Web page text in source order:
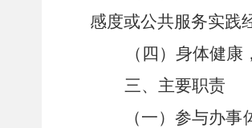
感度或公共服务实践
（四）身体健
三、主要职责
（一）参与办事